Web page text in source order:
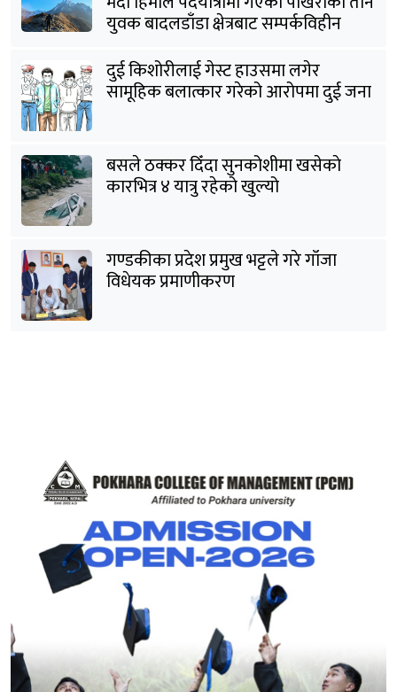
युवक बादलडाँडा क्षेत्रबाट सम्पर्कविहीन
दुई किशोरीलाई गेस्ट हाउसमा लगेर
सामूहिक बलात्कार गरेको आरोपमा दुई जना
बसले ठक्कर दिँदा सुनकोशीमा खसेकाे
कारभित्र ४ यात्रु रहेको खुल्यो
गण्डकीका प्रदेश प्रमुख भट्टले गरे गाँजा
विधेयक प्रमाणीकरण